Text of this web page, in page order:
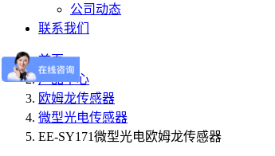
公司动态
联系我们
首页
产品中心
欧姆龙传感器
微型光电传感器
EE-SY171微型光电欧姆龙传感器